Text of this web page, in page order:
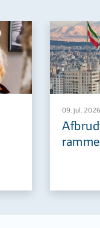
09. jul.